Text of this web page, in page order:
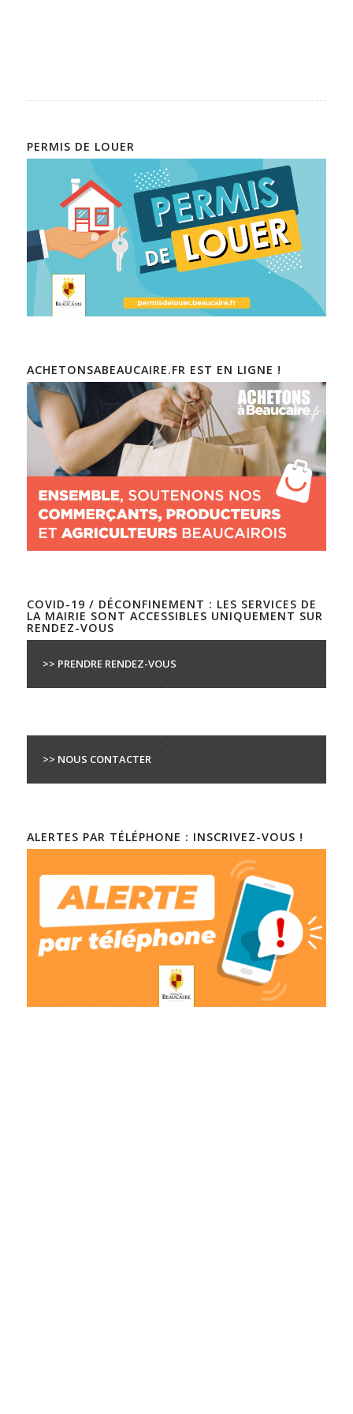
PERMIS DE LOUER
ACHETONSABEAUCAIRE.FR EST EN LIGNE !
COVID-19 / DÉCONFINEMENT : LES SERVICES DE
LA MAIRIE SONT ACCESSIBLES UNIQUEMENT SUR
RENDEZ-VOUS
>> PRENDRE RENDEZ-VOUS
>> NOUS CONTACTER
ALERTES PAR TÉLÉPHONE : INSCRIVEZ-VOUS !